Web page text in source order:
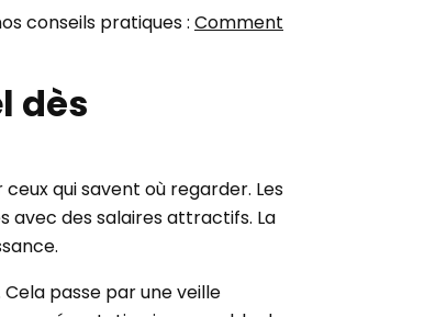
conseils pratiques : Comment
dès
qui savent où regarder. Les
avec des salaires attractifs. La
passe par une veille